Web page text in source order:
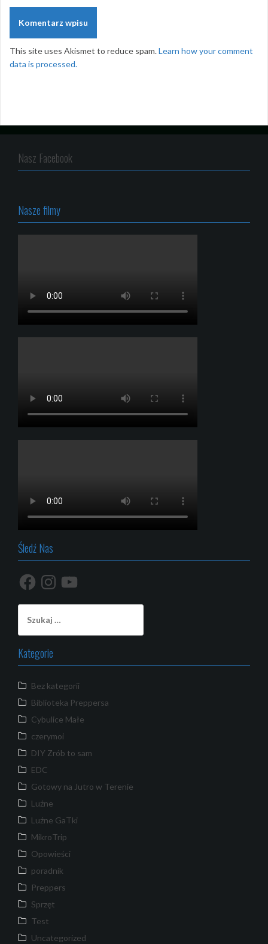
This site uses Akismet to reduce spam.Learn how your comment
data is processed.
Nasz Facebook
Nasze filmy
Śledź Nas
FacebookInstagram
YouTube
Kategorie
Bez kategorii
Biblioteka Preppersa
Cybulice Małe
czerymoi
DIY Zrób to sam
EDC
Gotowy na Jutro w Terenie
Luźne
Luźne GaTki
MikroTrip
Opowieści
poradnik
Preppers
Sprzęt
Test
Uncategorized